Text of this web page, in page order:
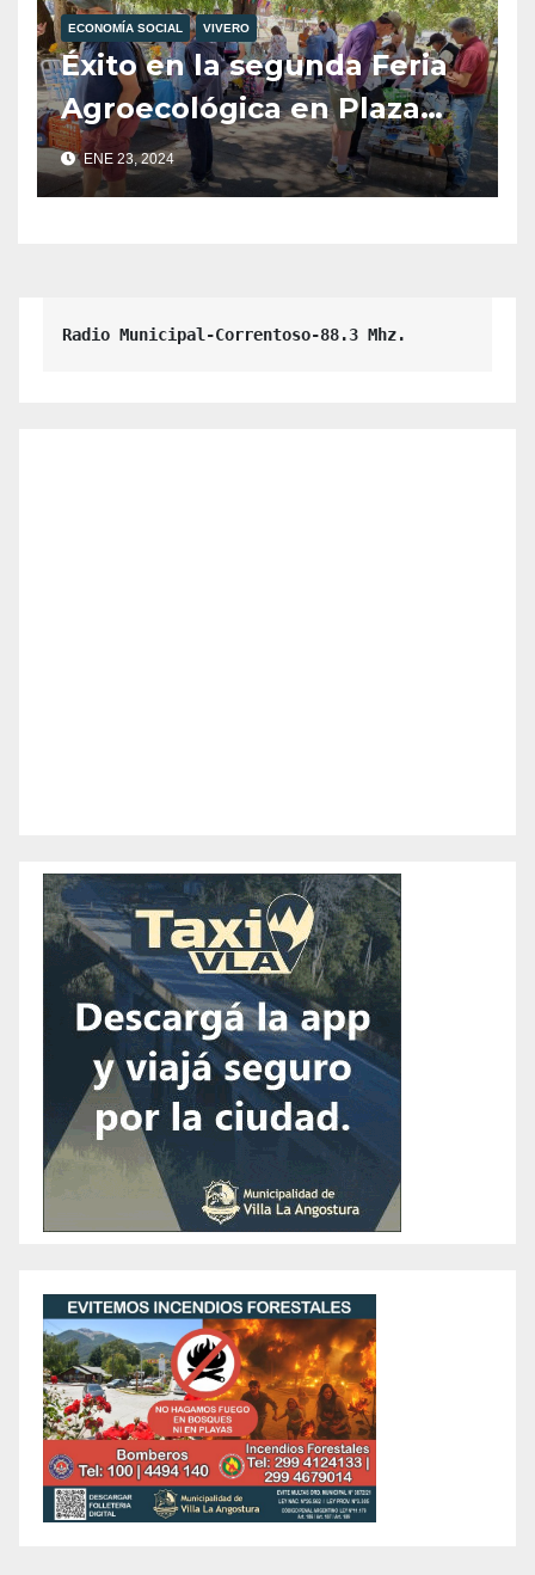
ECONOMÍA SOCIAL VIVERO
Éxito en la segunda Feria
Agroecológica en Plaza
Pioneros
ENE 23, 2024
Radio Municipal-Correntoso-88.3 Mhz.